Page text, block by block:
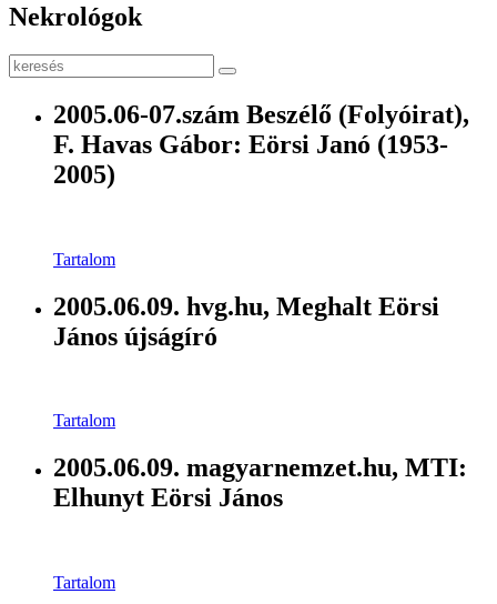
Nekrológok
2005.06-07.szám Beszélő (Folyóirat),
F. Havas Gábor: Eörsi Janó (1953-
2005)
Tartalom
2005.06.09. hvg.hu, Meghalt Eörsi
János újságíró
Tartalom
2005.06.09. magyarnemzet.hu, MTI:
Elhunyt Eörsi János
Tartalom